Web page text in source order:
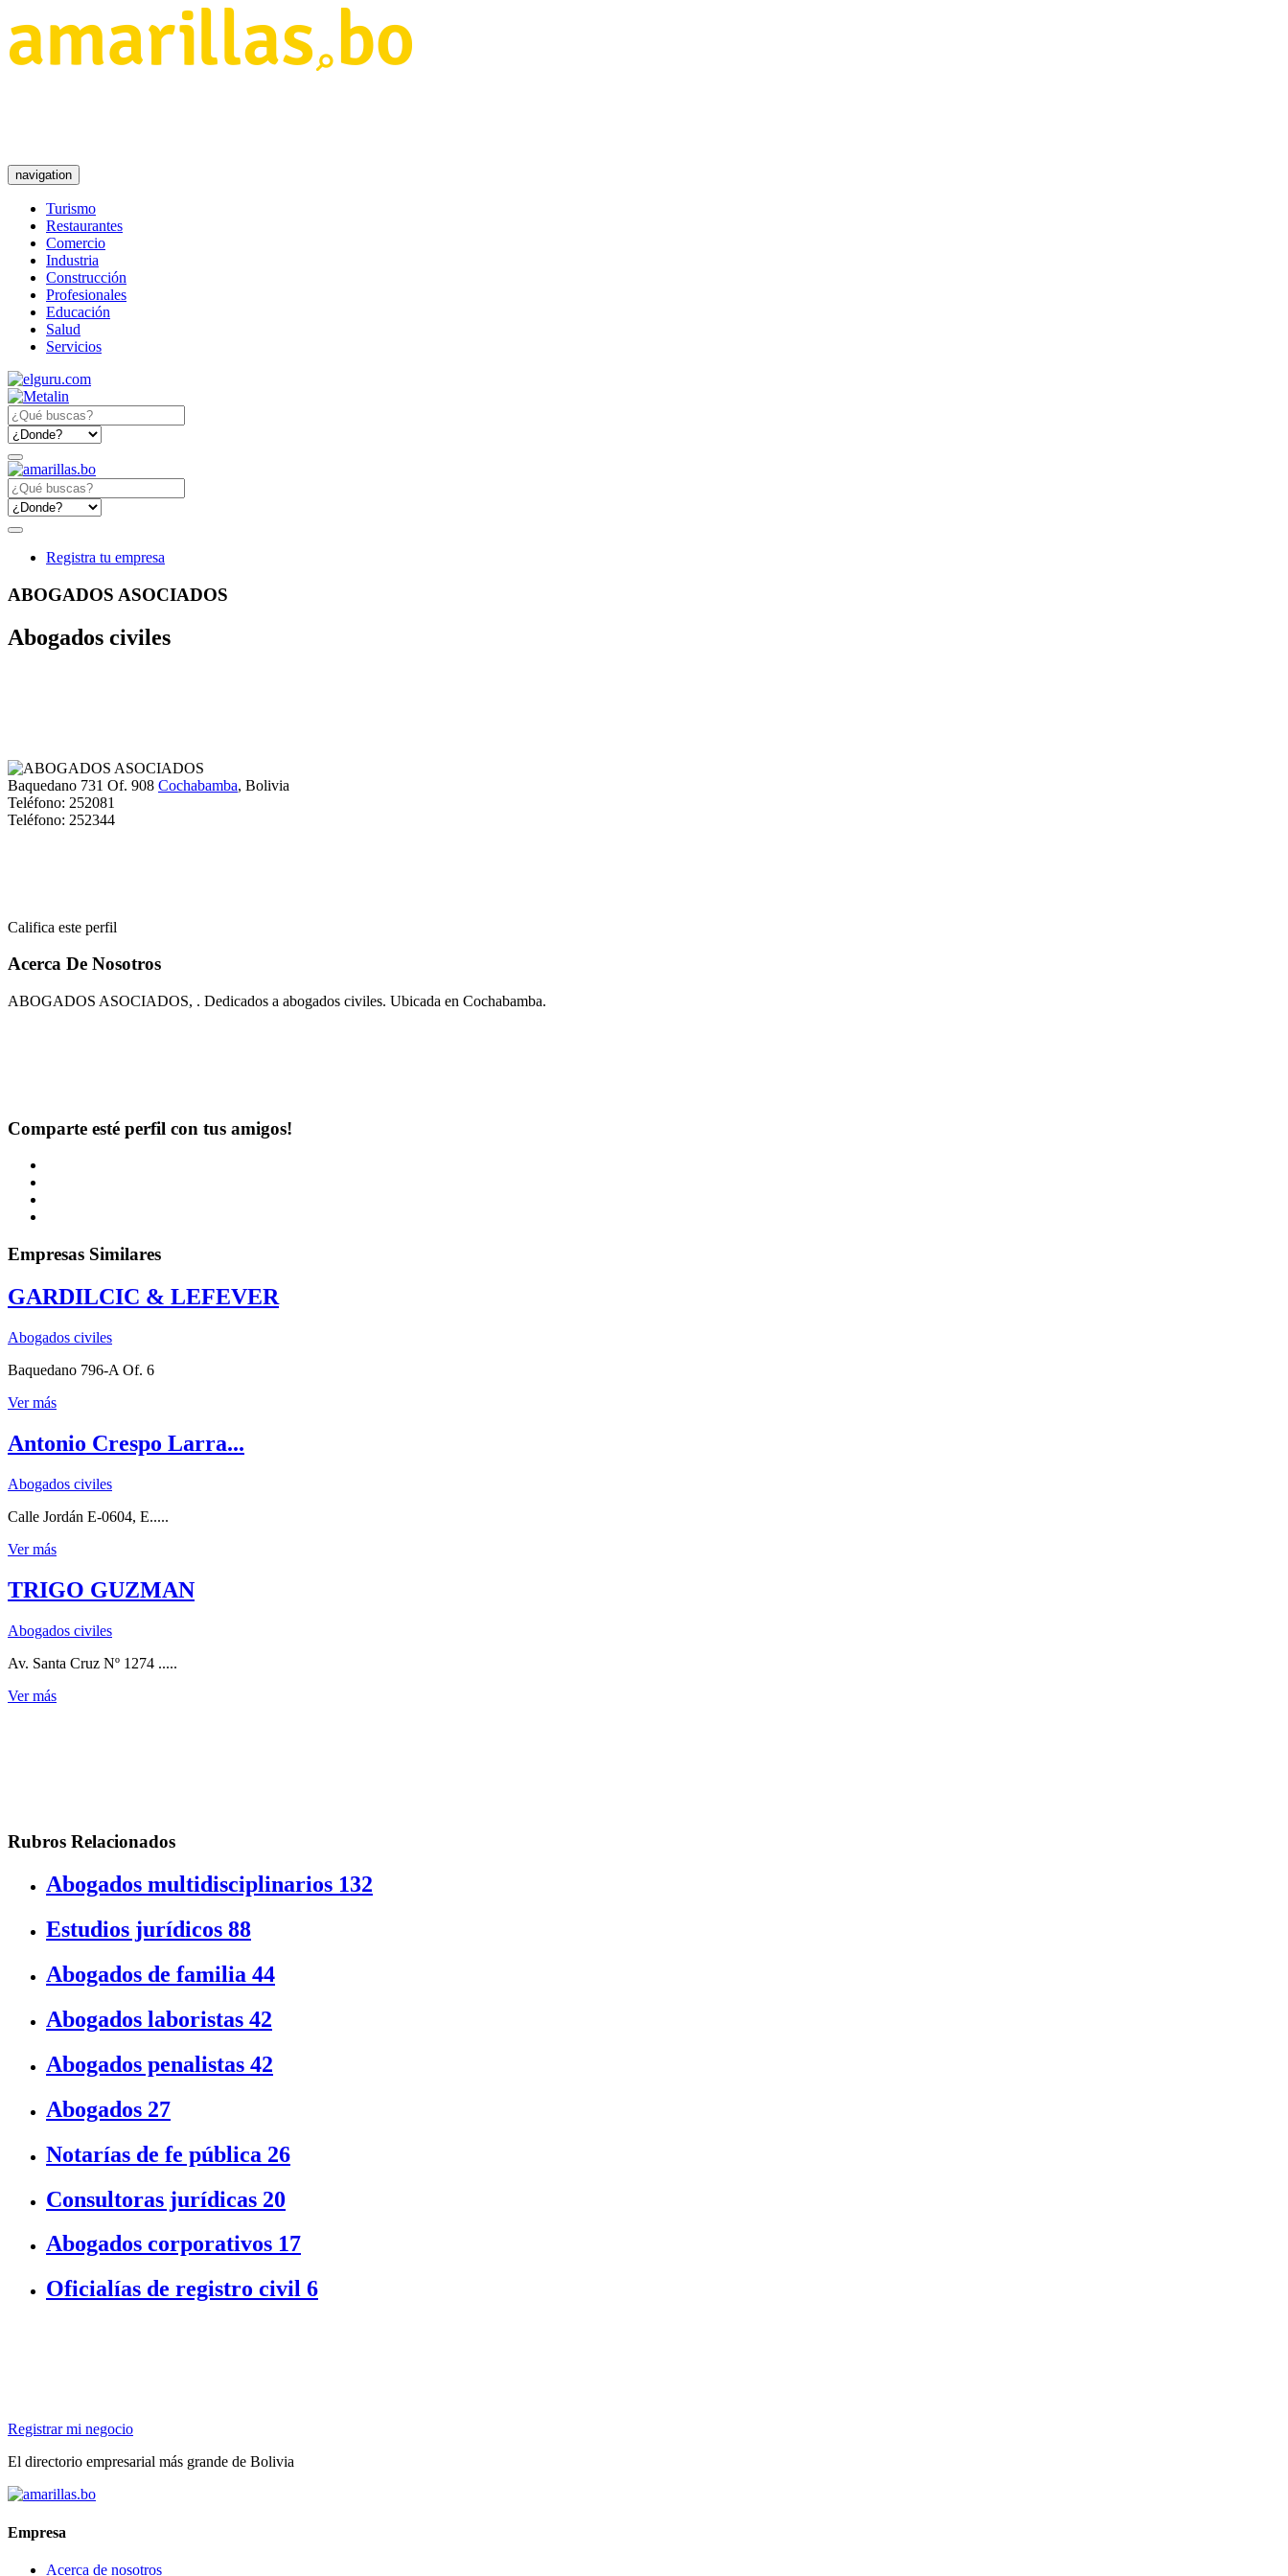
navigation
Turismo
Restaurantes
Comercio
Industria
Construcción
Profesionales
Educación
Salud
Servicios
Registra tu empresa
ABOGADOS ASOCIADOS
Abogados civiles
Baquedano 731 Of. 908 Cochabamba, Bolivia
Teléfono: 252081
Teléfono: 252344
Califica este perfil
Acerca De Nosotros
ABOGADOS ASOCIADOS, . Dedicados a abogados civiles. Ubicada en Cochabamba.
Comparte esté perfil con tus amigos!
Empresas Similares
GARDILCIC & LEFEVER
Abogados civiles
Baquedano 796-A Of. 6
Ver más
Antonio Crespo Larra...
Abogados civiles
Calle Jordán E-0604, E.....
Ver más
TRIGO GUZMAN
Abogados civiles
Av. Santa Cruz Nº 1274 .....
Ver más
Rubros Relacionados
Abogados multidisciplinarios 132
Estudios jurídicos 88
Abogados de familia 44
Abogados laboristas 42
Abogados penalistas 42
Abogados 27
Notarías de fe pública 26
Consultoras jurídicas 20
Abogados corporativos 17
Oficialías de registro civil 6
Registrar mi negocio
El directorio empresarial más grande de Bolivia
Empresa
Acerca de nosotros